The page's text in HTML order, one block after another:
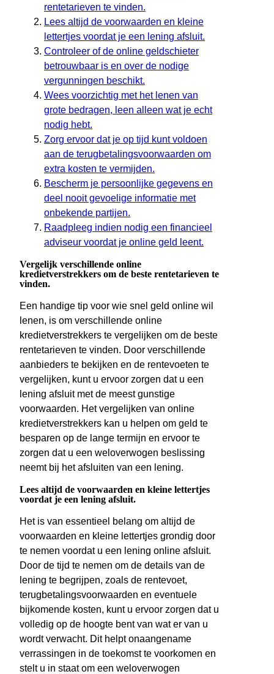
rentetarieven te vinden.
Lees altijd de voorwaarden en kleine
lettertjes voordat je een lening afsluit.
Controleer of de online geldschieter
betrouwbaar is en over de nodige
vergunningen beschikt.
Wees voorzichtig met het lenen van
grote bedragen, leen alleen wat je echt
nodig hebt.
Zorg ervoor dat je op tijd kunt voldoen
aan de terugbetalingsvoorwaarden om
extra kosten te vermijden.
Bescherm je persoonlijke gegevens en
deel nooit gevoelige informatie met
onbekende partijen.
Raadpleeg indien nodig een financieel
adviseur voordat je online geld leent.
Vergelijk verschillende online
kredietverstrekkers om de beste rentetarieven te
vinden.
Een handige tip voor wie snel geld online wil
lenen, is om verschillende online
kredietverstrekkers te vergelijken om de beste
rentetarieven te vinden. Door verschillende
aanbieders te bekijken en de rentevoeten te
vergelijken, kunt u ervoor zorgen dat u een
lening afsluit met de meest gunstige
voorwaarden. Het vergelijken van online
kredietverstrekkers kan u helpen om geld te
besparen op de lange termijn en ervoor te
zorgen dat u een weloverwogen beslissing
neemt bij het afsluiten van een lening.
Lees altijd de voorwaarden en kleine lettertjes
voordat je een lening afsluit.
Het is van essentieel belang om altijd de
voorwaarden en kleine lettertjes grondig door
te nemen voordat u een lening online afsluit.
Door de tijd te nemen om de details van de
lening te begrijpen, zoals de rentevoet,
terugbetalingsvoorwaarden en eventuele
bijkomende kosten, kunt u ervoor zorgen dat u
volledig op de hoogte bent van wat er van u
wordt verwacht. Dit helpt onaangename
verrassingen in de toekomst te voorkomen en
stelt u in staat om een weloverwogen